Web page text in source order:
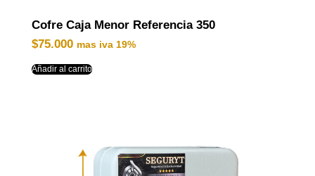
Cofre Caja Menor Referencia 350
$75.000 mas iva 19%
Añadir al carrito